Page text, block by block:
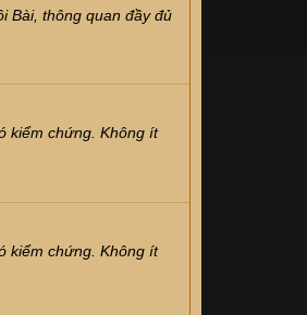
Bài, thông quan đầy đủ
kiểm chứng. Không ít
kiểm chứng. Không ít